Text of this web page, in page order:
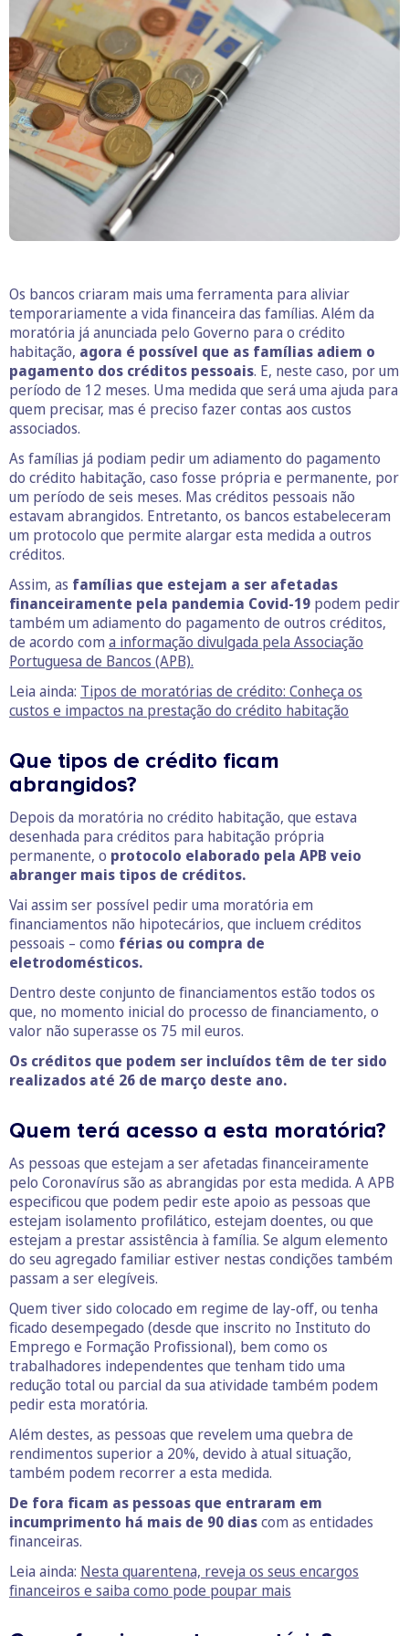
Os bancos criaram mais uma ferramenta para aliviar
temporariamente a vida financeira das famílias. Além da
moratória já anunciada pelo Governo para o crédito
habitação, agora é possível que as famílias adiem o
pagamento dos créditos pessoais. E, neste caso, por um
período de 12 meses. Uma medida que será uma ajuda para
quem precisar, mas é preciso fazer contas aos custos
associados.
As famílias já podiam pedir um adiamento do pagamento
do crédito habitação, caso fosse própria e permanente, por
um período de seis meses. Mas créditos pessoais não
estavam abrangidos. Entretanto, os bancos estabeleceram
um protocolo que permite alargar esta medida a outros
créditos.
Assim, as famílias que estejam a ser afetadas
financeiramente pela pandemia Covid-19 podem pedir
também um adiamento do pagamento de outros créditos,
de acordo com a informação divulgada pela Associação
Portuguesa de Bancos (APB).
Leia ainda: Tipos de moratórias de crédito: Conheça os
custos e impactos na prestação do crédito habitação
Que tipos de crédito ficam
abrangidos?
Depois da moratória no crédito habitação, que estava
desenhada para créditos para habitação própria
permanente, o protocolo elaborado pela APB veio
abranger mais tipos de créditos.
Vai assim ser possível pedir uma moratória em
financiamentos não hipotecários, que incluem créditos
pessoais – como férias ou compra de
eletrodomésticos.
Dentro deste conjunto de financiamentos estão todos os
que, no momento inicial do processo de financiamento, o
valor não superasse os 75 mil euros.
Os créditos que podem ser incluídos têm de ter sido
realizados até 26 de março deste ano.
Quem terá acesso a esta moratória?
As pessoas que estejam a ser afetadas financeiramente
pelo Coronavírus são as abrangidas por esta medida. A APB
especificou que podem pedir este apoio as pessoas que
estejam isolamento profilático, estejam doentes, ou que
estejam a prestar assistência à família. Se algum elemento
do seu agregado familiar estiver nestas condições também
passam a ser elegíveis.
Quem tiver sido colocado em regime de lay-off, ou tenha
ficado desempegado (desde que inscrito no Instituto do
Emprego e Formação Profissional), bem como os
trabalhadores independentes que tenham tido uma
redução total ou parcial da sua atividade também podem
pedir esta moratória.
Além destes, as pessoas que revelem uma quebra de
rendimentos superior a 20%, devido à atual situação,
também podem recorrer a esta medida.
De fora ficam as pessoas que entraram em
incumprimento há mais de 90 diascom as entidades
financeiras.
Leia ainda: Nesta quarentena, reveja os seus encargos
financeiros e saiba como pode poupar mais